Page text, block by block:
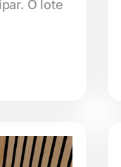
O lote